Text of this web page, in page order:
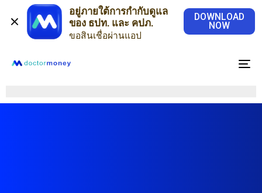
อยู่ภายใต้การกำกับดูแล
ของ ธปท. และ คปภ.
ขอสินเชื่อผ่านแอป
DOWNLOAD
NOW